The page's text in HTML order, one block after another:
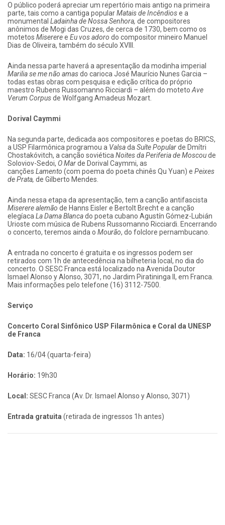
O público poderá apreciar um repertório mais antigo na primeira
parte, tais como a cantiga popularMatais de Incêndiose a
monumental Ladainha de Nossa Senhora, de compositores
anônimos de Mogi das Cruzes, de cerca de 1730, bem como os
motetos Misereree Eu vos adoro do compositor mineiro Manuel
Dias de Oliveira, também do século XVIII.
Ainda nessa parte haverá a apresentação da modinha imperial
Marilia se me não amasdo carioca José Maurício Nunes Garcia –
todas estas obras com pesquisa e edição crítica do próprio
maestro Rubens Russomanno Ricciardi – além do moteto Ave
Verum Corpusde Wolfgang Amadeus Mozart.
Dorival Caymmi
Na segunda parte, dedicada aos compositores e poetas do BRICS,
a USP Filarmônica programou a Valsada Suíte Popularde Dmítri
Chostakóvitch, a canção soviética Noites da Periferia de Moscoude
Soloviov-Sedoi, O Marde Dorival Caymmi, as
canções Lamento (com poema do poeta chinês Qu Yuan) e Peixes
de Prata, de Gilberto Mendes.
Ainda nessa etapa da apresentação, tem a canção antifascista
Miserere alemão de Hanns Eisler e Bertolt Brecht e a canção
elegíaca La Dama Blancado poeta cubano Agustín Gómez-Lubián
Urioste com música de Rubens Russomanno Ricciardi. Encerrando
o concerto, teremos ainda o Mourão, do folclore pernambucano.
A entrada no concerto é gratuita e os ingressos podem ser
retirados com 1h de antecedência na bilheteria local, no dia do
concerto. O SESC Franca está localizado na Avenida Doutor
Ismael Alonso y Alonso, 3071, no Jardim Piratininga II, em Franca.
Mais informações pelo telefone (16) 3112-7500.
Serviço
Concerto Coral Sinfônico USP Filarmônica e Coral da UNESP
de Franca
Data: 16/04 (quarta-feira)
Horário: 19h30
Local: SESC Franca (Av. Dr. Ismael Alonso y Alonso, 3071)
Entrada gratuita (retirada de ingressos 1h antes)